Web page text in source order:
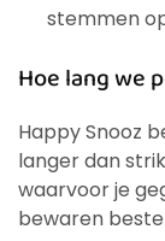
stemmen
Hoe lang we
Happy Snooz
langer dan
waarvoor je
bewaren